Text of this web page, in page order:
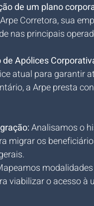
de um plano
Corretora, sua
nas principais
Apólices
atual para garantir
a Arpe presta
Analisamos o
migrar os
viabilizar o acesso à